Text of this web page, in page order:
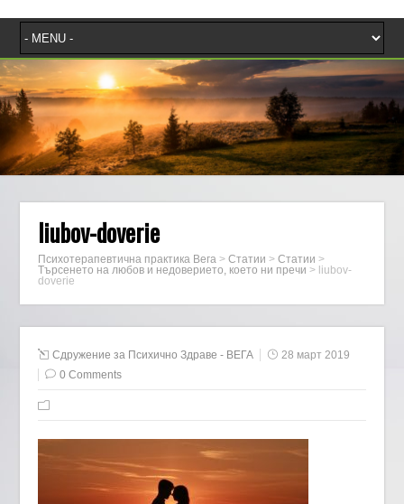
liubov-doverie
Психотерапевтична практика Вега >Статии >Статии >
Търсенето на любов и недоверието, което ни пречи > liubov-
doverie
Сдружение за Психично Здраве - ВЕГА
28 март 2019
0 Comments